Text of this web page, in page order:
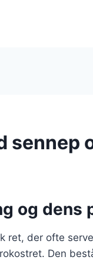
sennep
og dens
ret, der ofte
Den